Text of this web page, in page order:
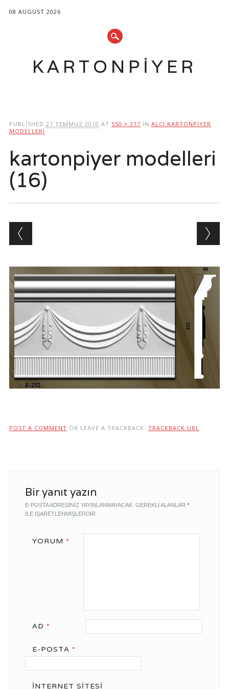
08 AUGUST 2026
KARTONPIYER
content
PUBLISHED 27 TEMMUZ 2010 AT 550 × 317 IN ALÇI KARTONPIYER
MODELLERI
kartonpiyer modelleri
(16)
POST A COMMENT OR LEAVE A TRACKBACK: TRACKBACK URL
Bir yanıt yazın
E-POSTA ADRESINIZ YAYINLANMAYACAK. GEREKLI ALANLAR *
ILE IŞARETLENMIŞLERDIR
YORUM *
AD *
E-POSTA *
İNTERNET SITESI